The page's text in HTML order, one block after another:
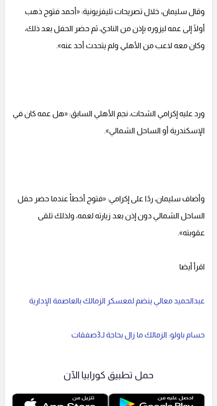
وقال سليمان، خلال تصريحات تليفزيونية: «أحمد فتوح ذهب
أولًا إلى عمه ليزوره بإذن من النادي، ثم حضر الحفل بعد ذلك،
وكان معه لاعب من الأهلي ولم يتحدث أحد عنه».
ورد عليه إكرامي الشحات، نجم الأهلي السابق: «هل عمه كان في
الإسكندرية أو الساحل الشمالي».
وأضاف سليمان، ردًا على إكرامي: «فتوح أخطأ عندما حضر حفل
الساحل الشمالي دون إذن بعد زيارته لعمه، ولذلك تلقى
عقوبته».
اقرأ أيضا
عبدالحميد معالي ينضم لمعسكر الزمالك بالعاصمة الإدارية
حسام باولو: الزمالك ما زال بحاجة لـ3صفقات
حمل تطبيق كورابيا الآن